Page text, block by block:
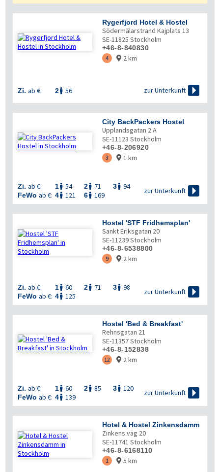
Rygerfjord Hotel & Hostel
Södermälarstrand Kajplats 13
SE-11825 Stockholm
+46-8-840830
4  2 km
Zi. ab €: 2 56 zur Unterkunft 
City BackPackers Hostel
Upplandsgatan 2 A
SE-11123 Stockholm
+46-8-206920
3  1 km
Zi. ab €: 1 54 2 71 3 94
FeWo ab €: 4 121 6 169
zur Unterkunft 
Hostel 'STF Fridhemsplan'
Sankt Eriksgatan 20
SE-11239Stockholm
+46-8-6538800
9  2 km
Zi. ab €: 1 60 2 71 3 98
FeWo ab €: 4 125
zur Unterkunft 
Hostel 'Bed & Breakfast'
Rehnsgatan 21
SE-11357Stockholm
+46-8-152838
12  2 km
Zi. ab €: 1 60 2 85 3 120
FeWo ab €: 4 139
zur Unterkunft 
Hotel & Hostel Zinkensdamm
Zinkens väg 20
SE-11741 Stockholm
+46-8-6168110
1  5 km